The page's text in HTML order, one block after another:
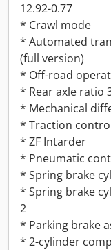
12.92-0.77
* Crawl mode
* Automated
(full version)
* Off-road
* Rear axle ratio
* Mechanical
* Traction control
* ZF Intarder
* Pneumatic
* Spring brake
* Spring brake
2
* Parking brake
* 2-cylinder